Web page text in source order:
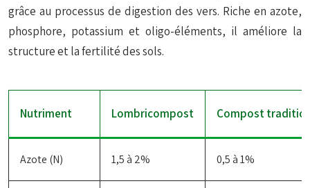
grâce au processus de digestion des vers. Riche en azote,
phosphore, potassium et oligo-éléments, il améliore la
structure et la fertilité des sols.
Nutriment Lombricompost Compost
Azote (N) 1,5 à 2% 0,5 à 1%